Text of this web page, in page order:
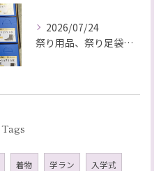
2026/07/24
祭り用品、祭り足袋特価販売中
Tags
着物 学ラン 入学式